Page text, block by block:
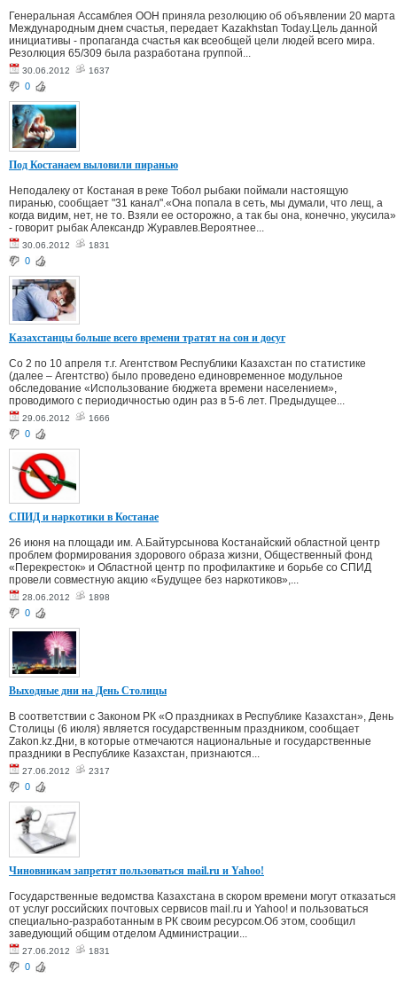
Генеральная Ассамблея ООН приняла резолюцию об объявлении 20 марта
Международным днем счастья, передает Kazakhstan Today.Цель данной
инициативы - пропаганда счастья как всеобщей цели людей всего мира.
Резолюция 65/309 была разработана группой...
30.06.2012 1637
0
Под Костанаем выловили пиранью
Неподалеку от Костаная в реке Тобол рыбаки поймали настоящую
пиранью, сообщает "31 канал".«Она попала в сеть, мы думали, что лещ, а
когда видим, нет, не то. Взяли ее осторожно, а так бы она, конечно, укусила»
- говорит рыбак Александр Журавлев.Вероятнее...
30.06.2012 1831
0
Казахстанцы больше всего времени тратят на сон и досуг
Со 2 по 10 апреля т.г. Агентством Республики Казахстан по статистике
(далее – Агентство) было проведено единовременное модульное
обследование «Использование бюджета времени населением»,
проводимого с периодичностью один раз в 5-6 лет. Предыдущее...
29.06.2012 1666
0
СПИД и наркотики в Костанае
26 июня на площади им. А.Байтурсынова Костанайский областной центр
проблем формирования здорового образа жизни, Общественный фонд
«Перекресток» и Областной центр по профилактике и борьбе со СПИД
провели совместную акцию «Будущее без наркотиков»,...
28.06.2012 1898
0
Выходные дни на День Столицы
В соответствии с Законом РК «О праздниках в Республике Казахстан», День
Столицы (6 июля) является государственным праздником, сообщает
Zakon.kz.Дни, в которые отмечаются национальные и государственные
праздники в Республике Казахстан, признаются...
27.06.2012 2317
0
Чиновникам запретят пользоваться mail.ru и Yahoo!
Государственные ведомства Казахстана в скором времени могут отказаться
от услуг российских почтовых сервисов mail.ru и Yahoo! и пользоваться
специально-разработанным в РК своим ресурсом.Об этом, сообщил
заведующий общим отделом Администрации...
27.06.2012 1831
0